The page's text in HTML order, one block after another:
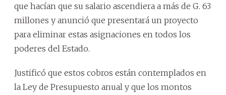
que hacían que su salario ascendiera a más de G. 63
millones y anunció que presentará un proyecto
para eliminar estas asignaciones en todos los
poderes del Estado.
Justificó que estos cobros están contemplados en
la Ley de Presupuesto anual y que los montos